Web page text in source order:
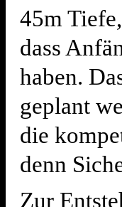
45m
dass
haben.
geplant
die
denn
Zur